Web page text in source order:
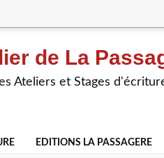
de La
Ateliers et Stages
EDITIONS LA PASSAGERE